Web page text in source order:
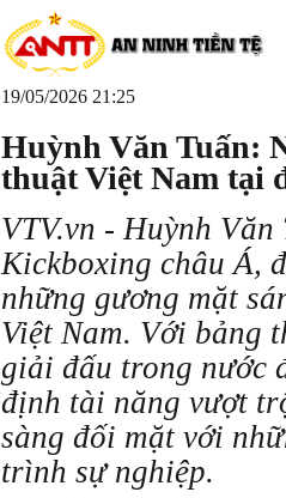
19/05/2026 21:25
Huỳnh Văn Tuấn:
thuật Việt Nam tại
VTV.vn - Huỳnh
Kickboxing châu Á,
những gương mặt
Việt Nam. Với bảng
giải đấu trong nước
định tài năng vượt
sàng đối mặt với
trình sự nghiệp.